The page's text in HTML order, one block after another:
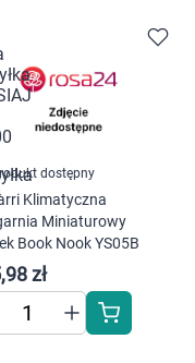
dostępny
Klimatyczna
Miniaturowy
Book Nook YS05B
zł